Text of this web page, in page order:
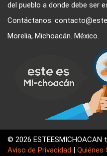
del pueblo a donde debe ser
Contáctanos:
Morelia, Michoacán. México.
© 2026
Aviso de Privacidad | Quiénes